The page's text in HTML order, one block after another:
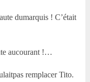
dumarquis ! C’était
aucourant !…
remplacer Tito.